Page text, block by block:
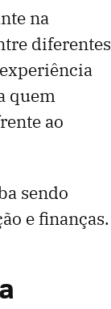
na
diferentes
quem
ao
sendo
e finanças.